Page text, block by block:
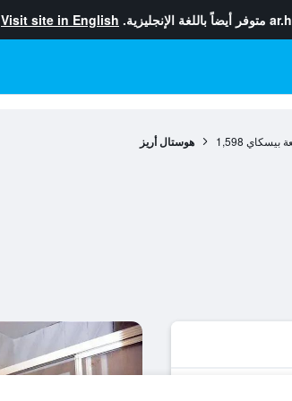
متوفر أيضاً باللغة الإنجليزية. Visit site in English
بيسكاي 1,598 هوستال أريز